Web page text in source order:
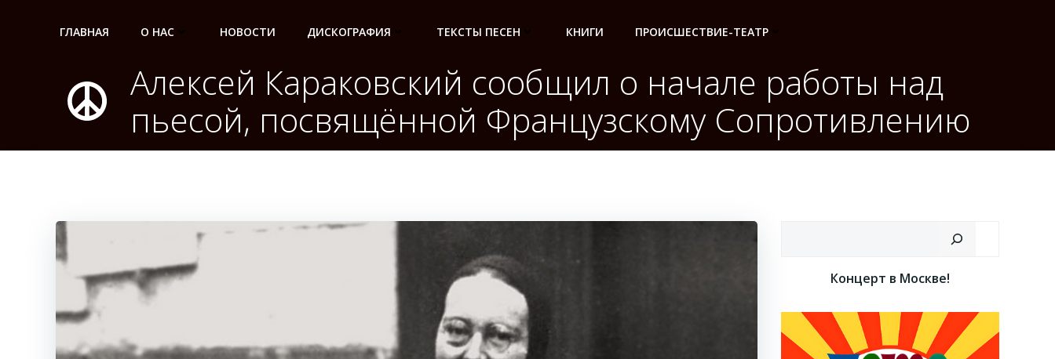
ГЛАВНАЯ О НАС НОВОСТИ ДИСКОГРАФИЯ ТЕКСТЫ ПЕСЕН КНИГИ ПРОИСШЕСТВИЕ-ТЕАТР
Алексей Караковский сообщил о начале работы над
пьесой, посвящённой Французскому Сопротивлению
Концерт в Москве!